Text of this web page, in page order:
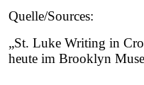
Quelle/Sources:
„St. Luke Writing in
heute im Brooklyn